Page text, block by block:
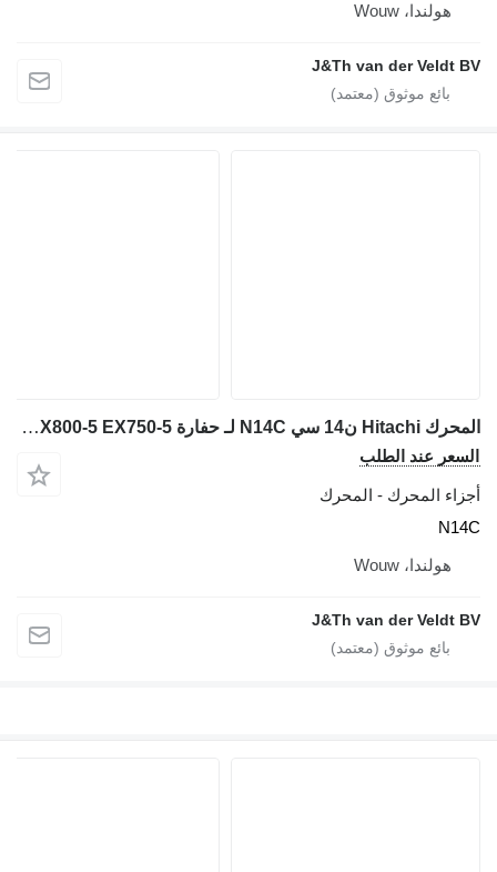
هولندا، Wouw
J&Th van der
المحرك Hitachi ن14 سي N14C لـ حفارة Hitachi EX800-5 EX750-5
عند الطلب
المحرك - المحرك
هولندا، Wouw
J&Th van der